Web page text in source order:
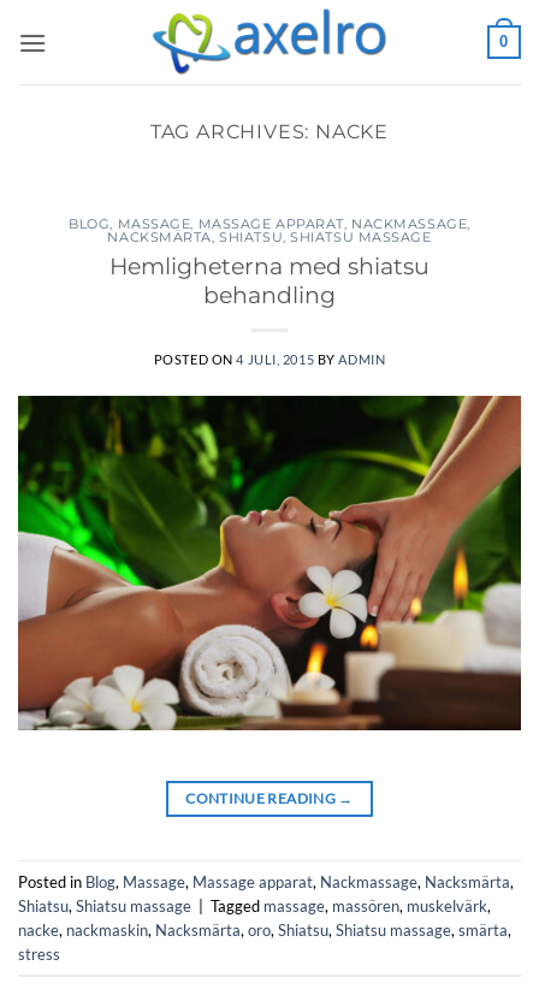
0
TAG ARCHIVES: NACKE
BLOG, MASSAGE, MASSAGE APPARAT, NACKMASSAGE,
NACKSMÄRTA,SHIATSU,SHIATSU MASSAGE
Hemligheterna med shiatsu
behandling
POSTED ON4 JULI, 2015 BY ADMIN
CONTINUE READING →
Posted in Blog, Massage, Massage apparat, Nackmassage, Nacksmärta,
Shiatsu, Shiatsu massage Tagged massage, massören, muskelvärk,
nacke, nackmaskin, Nacksmärta, oro, Shiatsu, Shiatsu massage, smärta,
stress